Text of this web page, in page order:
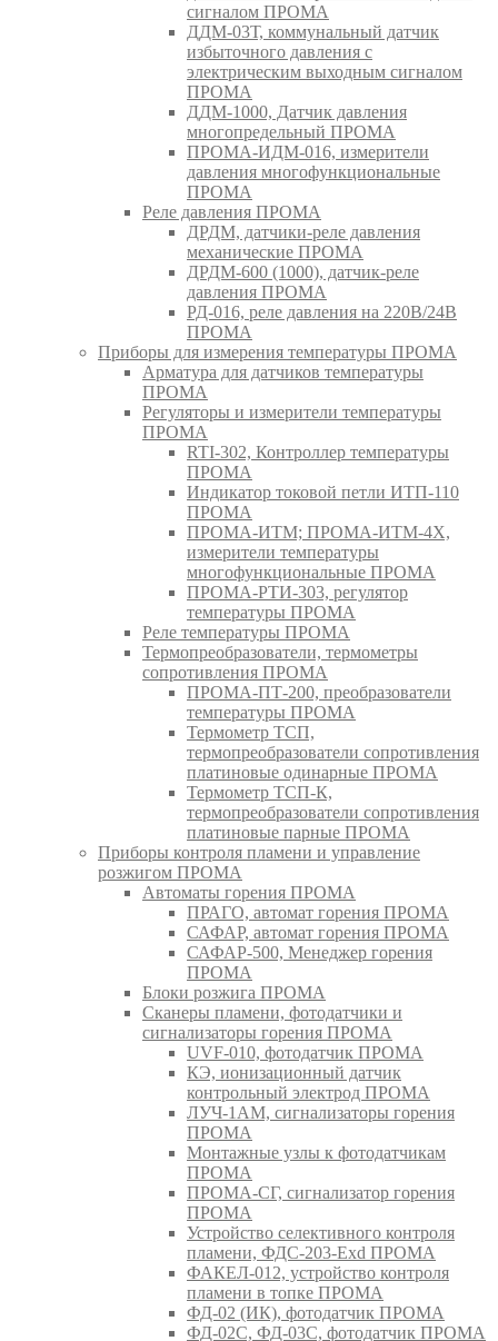
сигналом ПРОМА
ДДМ-03Т, коммунальный датчик
избыточного давления с
электрическим выходным сигналом
ПРОМА
ДДМ-1000, Датчик давления
многопредельный ПРОМА
ПРОМА-ИДМ-016, измерители
давления многофункциональные
ПРОМА
Реле давления ПРОМА
ДРДМ, датчики-реле давления
механические ПРОМА
ДРДМ-600 (1000), датчик-реле
давления ПРОМА
РД-016, реле давления на 220В/24В
ПРОМА
Приборы для измерения температуры ПРОМА
Арматура для датчиков температуры
ПРОМА
Регуляторы и измерители температуры
ПРОМА
RTI-302, Контроллер температуры
ПРОМА
Индикатор токовой петли ИТП-110
ПРОМА
ПРОМА-ИТМ; ПРОМА-ИТМ-4Х,
измерители температуры
многофункциональные ПРОМА
ПРОМА-РТИ-303, регулятор
температуры ПРОМА
Реле температуры ПРОМА
Термопреобразователи, термометры
сопротивления ПРОМА
ПРОМА-ПТ-200, преобразователи
температуры ПРОМА
Термометр ТСП,
термопреобразователи сопротивления
платиновые одинарные ПРОМА
Термометр ТСП-К,
термопреобразователи сопротивления
платиновые парные ПРОМА
Приборы контроля пламени и управление
розжигом ПРОМА
Автоматы горения ПРОМА
ПРАГО, автомат горения ПРОМА
САФАР, автомат горения ПРОМА
САФАР-500, Менеджер горения
ПРОМА
Блоки розжига ПРОМА
Сканеры пламени, фотодатчики и
сигнализаторы горения ПРОМА
UVF-010, фотодатчик ПРОМА
КЭ, ионизационный датчик
контрольный электрод ПРОМА
ЛУЧ-1АМ, сигнализаторы горения
ПРОМА
Монтажные узлы к фотодатчикам
ПРОМА
ПРОМА-СГ, сигнализатор горения
ПРОМА
Устройство селективного контроля
пламени, ФДС-203-Exd ПРОМА
ФАКЕЛ-012, устройство контроля
пламени в топке ПРОМА
ФД-02 (ИК), фотодатчик ПРОМА
ФД-02С, ФД-03С, фотодатчик ПРОМА